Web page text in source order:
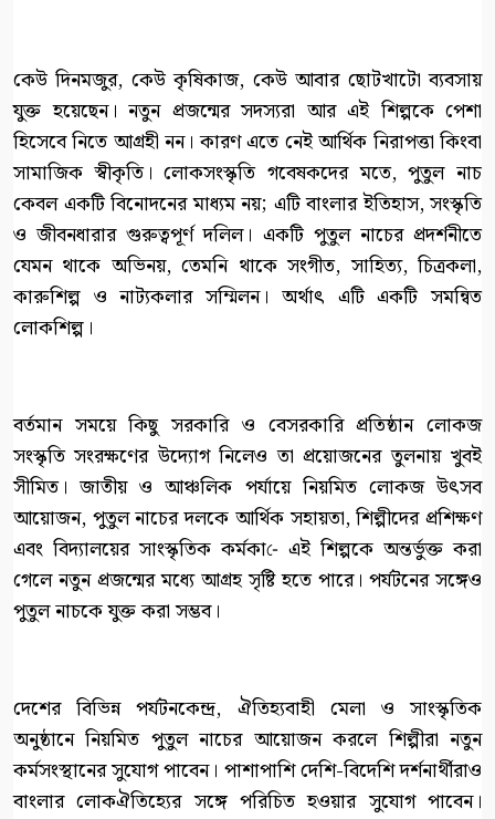
কেউ দিনমজুর, কেউ কৃষিকাজ, কেউ আবার ছোটখাটো ব্যবসায়
যুক্ত হয়েছেন। নতুন প্রজন্মের সদস্যরা আর এই শিল্পকে পেশা
হিসেবে নিতে আগ্রহী নন। কারণ এতে নেই আর্থিক নিরাপত্তা কিংবা
সামাজিক স্বীকৃতি। লোকসংস্কৃতি গবেষকদের মতে, পুতুল নাচ
কেবল একটি বিনোদনের মাধ্যম নয়; এটি বাংলার ইতিহাস, সংস্কৃতি
ও জীবনধারার গুরুত্বপূর্ণ দলিল। একটি পুতুল নাচের প্রদর্শনীতে
যেমন থাকে অভিনয়, তেমনি থাকে সংগীত, সাহিত্য, চিত্রকলা,
কারুশিল্প ও নাট্যকলার সম্মিলন। অর্থাৎ এটি একটি সমন্বিত
লোকশিল্প।
বর্তমান সময়ে কিছু সরকারি ও বেসরকারি প্রতিষ্ঠান লোকজ
সংস্কৃতি সংরক্ষণের উদ্যোগ নিলেও তা প্রয়োজনের তুলনায় খুবই
সীমিত। জাতীয় ও আঞ্চলিক পর্যায়ে নিয়মিত লোকজ উৎসব
আয়োজন, পুতুল নাচের দলকে আর্থিক সহায়তা, শিল্পীদের প্রশিক্ষণ
এবং বিদ্যালয়ের সাংস্কৃতিক কর্মকা-ে এই শিল্পকে অন্তর্ভুক্ত করা
গেলে নতুন প্রজন্মের মধ্যে আগ্রহ সৃষ্টি হতে পারে। পর্যটনের সঙ্গেও
পুতুল নাচকে যুক্ত করা সম্ভব।
দেশের বিভিন্ন পর্যটনকেন্দ্র, ঐতিহ্যবাহী মেলা ও সাংস্কৃতিক
অনুষ্ঠানে নিয়মিত পুতুল নাচের আয়োজন করলে শিল্পীরা নতুন
কর্মসংস্থানের সুযোগ পাবেন। পাশাপাশি দেশি-বিদেশি দর্শনার্থীরাও
বাংলার লোকঐতিহ্যের সঙ্গে পরিচিত হওয়ার সুযোগ পাবেন।